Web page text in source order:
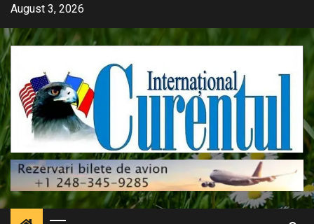
Skip
content
August 3, 2026